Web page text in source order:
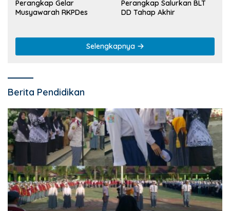
Perangkap Gelar
Musyawarah RKPDes
Perangkap Salurkan BLT
DD Tahap Akhir
Selengkapnya
Berita Pendidikan